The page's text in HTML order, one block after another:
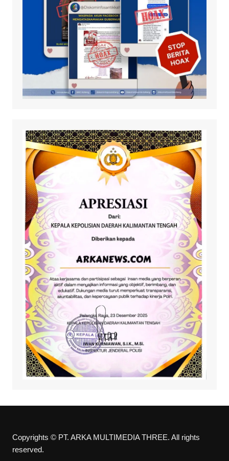
Copyrights © PT. ARKA MULTIMEDIA THREE. All rights
reserved.